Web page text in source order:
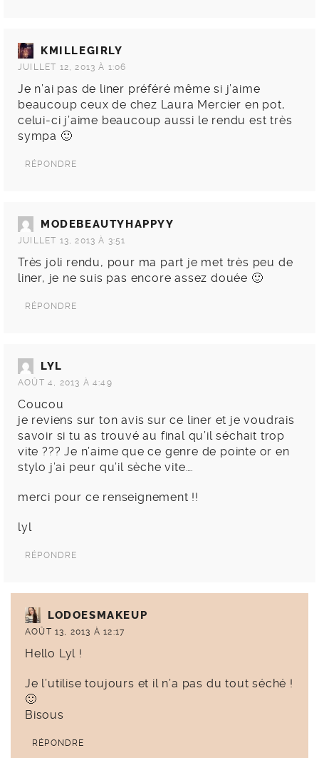
KMILLEGIRLY
JUILLET 12, 2013 À 1:06
Je n’ai pas de liner préféré même si j’aime
beaucoup ceux de chez Laura Mercier en pot,
celui-ci j’aime beaucoup aussi le rendu est très
sympa 🙂
RÉPONDRE
MODEBEAUTYHAPPYY
JUILLET 13, 2013 À 3:51
Très joli rendu, pour ma part je met très peu de
liner, je ne suis pas encore assez douée 🙂
RÉPONDRE
LYL
AOÛT 4, 2013 À 4:49
Coucou
je reviens sur ton avis sur ce liner et je voudrais
savoir si tu as trouvé au final qu’il séchait trop
vite ??? Je n’aime que ce genre de pointe or en
stylo j’ai peur qu’il sèche vite….
merci pour ce renseignement !!
lyl
RÉPONDRE
LODOESMAKEUP
AOÛT 13, 2013 À 12:17
Hello Lyl !
Je l’utilise toujours et il n’a pas du tout séché !
🙂
Bisous
RÉPONDRE